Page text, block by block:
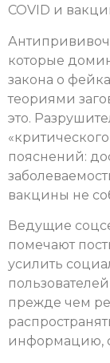
COVID и
которые
закона о
теориями
это.
пояснений:
вакцины не
Ведущие
помечают
усилить
прежде чем
информацию,